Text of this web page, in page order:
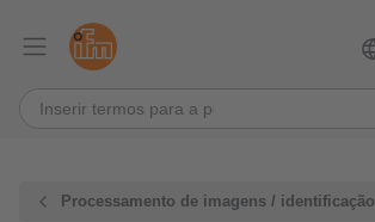
Processamento de imagens / identificação